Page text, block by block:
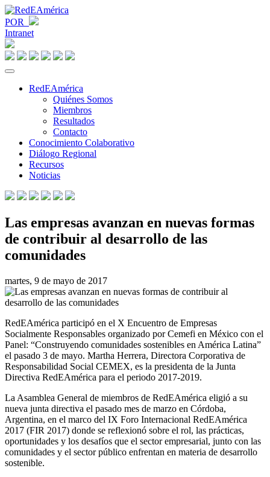
POR
Intranet
RedEAmérica
Quiénes Somos
Miembros
Resultados
Contacto
Conocimiento Colaborativo
Diálogo Regional
Recursos
Noticias
Las empresas avanzan en nuevas formas
de contribuir al desarrollo de las
comunidades
martes, 9 de mayo de 2017
RedEAmérica participó en el X Encuentro de Empresas
Socialmente Responsables organizado por Cemefi en México con el
Panel: “Construyendo comunidades sostenibles en América Latina”
el pasado 3 de mayo. Martha Herrera, Directora Corporativa de
Responsabilidad Social CEMEX, es la presidenta de la Junta
Directiva RedEAmérica para el periodo 2017-2019.
La Asamblea General de miembros de RedEAmérica eligió a su
nueva junta directiva el pasado mes de marzo en Córdoba,
Argentina, en el marco del IX Foro Internacional RedEAmérica
2017 (FIR 2017) donde se reflexionó sobre el rol, las prácticas,
oportunidades y los desafíos que el sector empresarial, junto con las
comunidades y el sector público enfrentan en materia de desarrollo
sostenible.